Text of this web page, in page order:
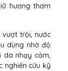
hương thơm
trội, nước
dùng nhờ độ
nhạy cảm,
nghiên cứu kỹ